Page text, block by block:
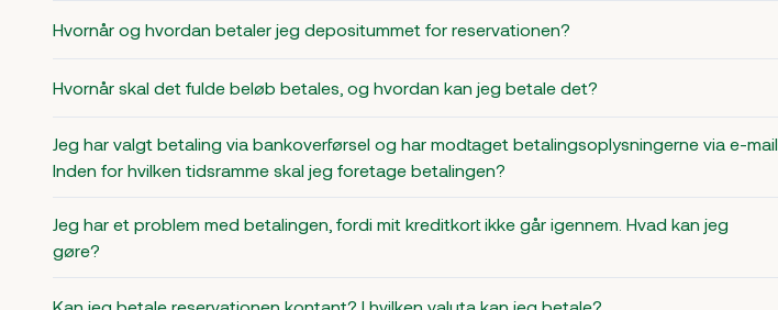
Hvornår og hvordan betaler jeg depositummet for reservationen?
Hvornår skal det fulde beløb betales, og hvordan kan jeg betale det?
Jeg har valgt betaling via bankoverførsel og har modtaget betalingsoplysningerne via e-mail.
Inden for hvilken tidsramme skal jeg foretage betalingen?
Jeg har et problem med betalingen, fordi mit kreditkort ikke går igennem. Hvad kan jeg
gøre?